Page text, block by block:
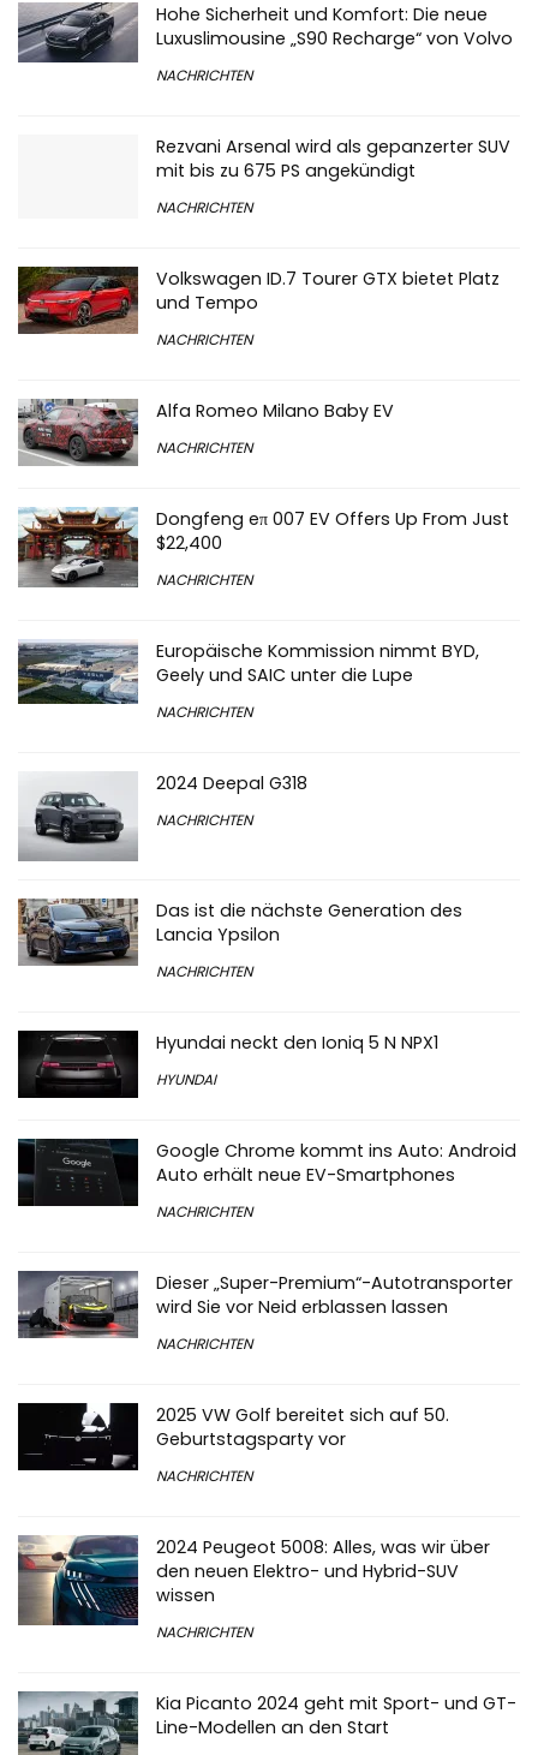
Hohe Sicherheit und Komfort: Die neue
Luxuslimousine „S90 Recharge“ von Volvo
NACHRICHTEN
Rezvani Arsenal wird als gepanzerter SUV
mit bis zu 675 PS angekündigt
NACHRICHTEN
Volkswagen ID.7 Tourer GTX bietet Platz
und Tempo
NACHRICHTEN
Alfa Romeo Milano Baby EV
NACHRICHTEN
Dongfeng eπ 007 EV Offers Up From Just
$22,400
NACHRICHTEN
Europäische Kommission nimmt BYD,
Geely und SAIC unter die Lupe
NACHRICHTEN
2024 Deepal G318
NACHRICHTEN
Das ist die nächste Generation des
Lancia Ypsilon
NACHRICHTEN
Hyundai neckt den Ioniq 5 N NPX1
HYUNDAI
Google Chrome kommt ins Auto: Android
Auto erhält neue EV-Smartphones
NACHRICHTEN
Dieser „Super-Premium“-Autotransporter
wird Sie vor Neid erblassen lassen
NACHRICHTEN
2025 VW Golf bereitet sich auf 50.
Geburtstagsparty vor
NACHRICHTEN
2024 Peugeot 5008: Alles, was wir über
den neuen Elektro- und Hybrid-SUV
wissen
NACHRICHTEN
Kia Picanto 2024 geht mit Sport- und GT-
Line-Modellen an den Start